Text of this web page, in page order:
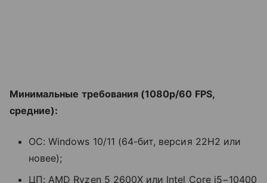
Минимальные требования (1080p/60 FPS,
средние):
ОС: Windows 10/11 (64-бит, версия 22H2 или
новее);
ЦП: AMD Ryzen 5 2600X или Intel Core i5−10400